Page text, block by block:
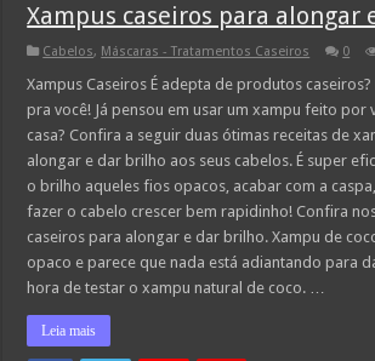
Xampus caseiros para alongar
Cabelos, Máscaras - Tratamentos Caseiros 0
Xampus Caseiros É adepta de produtos
pra você! Já pensou em usar um xampu feito por
casa? Confira a seguir duas ótimas receitas de
alongar e dar brilho aos seus cabelos. É super
o brilho aqueles fios opacos, acabar com a
fazer o cabelo crescer bem rapidinho! Confira
caseiros para alongar e dar brilho. Xampu de
opaco e parece que nada está adiantando para
hora de testar o xampu natural de coco. …
Leia mais